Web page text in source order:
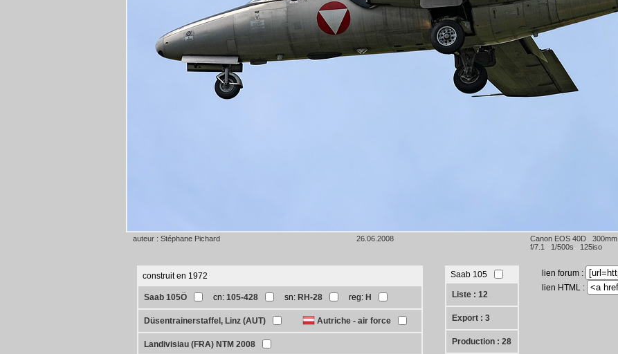
auteur : Stéphane Pichard 26.06.2008
Canon EOS 40D 300mm
f/7.1 1/500s 125iso
construit en 1972
Saab 105Ö cn:105-428 sn: RH-28 reg: H
Düsentrainerstaffel, Linz (AUT) Autriche - air force
Landivisiau (FRA) NTM 2008
Saab 105
Liste : 12
Export : 3
Production : 28
lien forum :
lien HTML :